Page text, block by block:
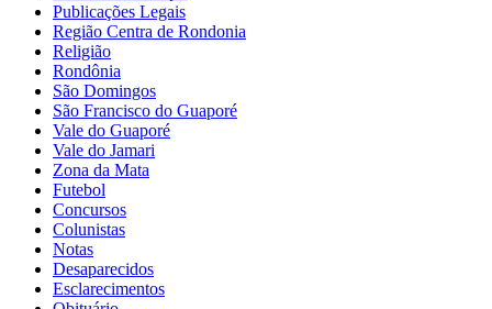
Publicações Legais
Região Centra de Rondonia
Religião
Rondônia
São Domingos
São Francisco do Guaporé
Vale do Guaporé
Vale do Jamari
Zona da Mata
Futebol
Concursos
Colunistas
Notas
Desaparecidos
Esclarecimentos